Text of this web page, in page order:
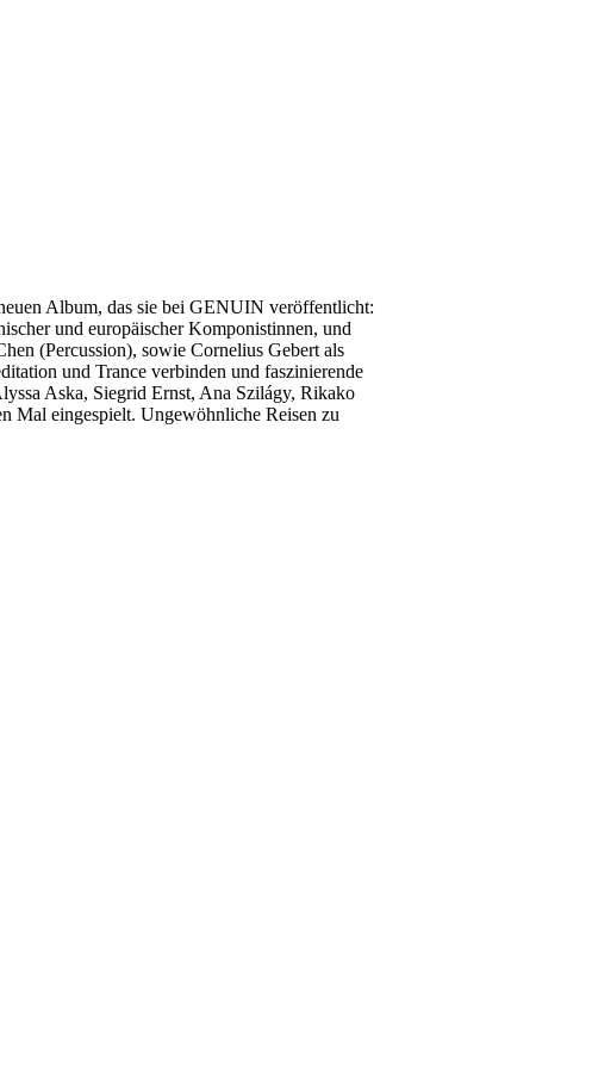
Album, das sie bei GENUIN veröffentlicht:
und europäischer Komponistinnen, und
(Percussion), sowie Cornelius Gebert als
und Trance verbinden und faszinierende
Aska, Siegrid Ernst, Ana Szilágy, Rikako
Mal eingespielt. Ungewöhnliche Reisen zu